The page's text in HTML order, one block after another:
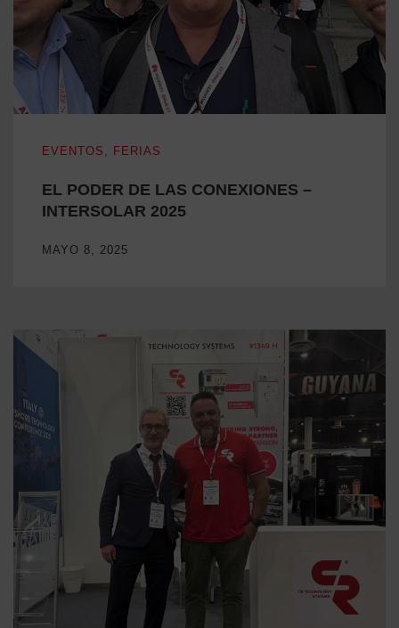
EVENTOS FERIAS
EL PODER DE LAS CONEXIONES –
INTERSOLAR 2025
MAYO 8, 2025